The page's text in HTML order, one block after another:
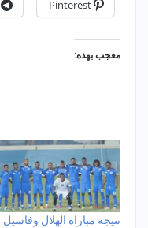
Pinterest
معجب بهذه:
نتيجة مباراة الهلال وفاسيل